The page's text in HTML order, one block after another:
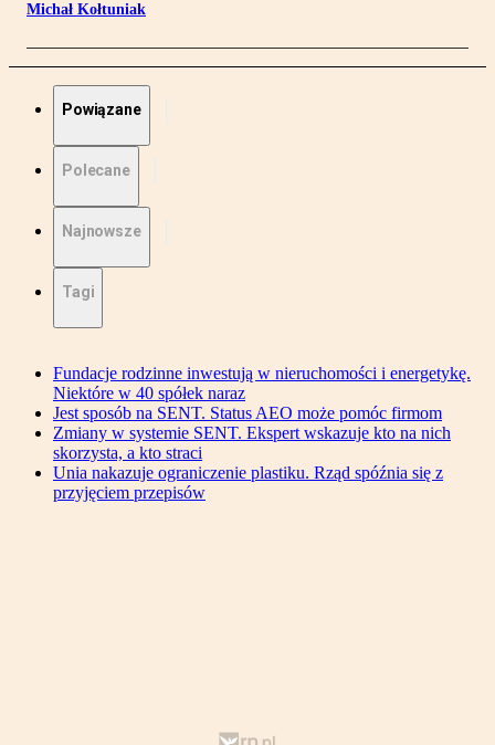
Michał Kołtuniak
Powiązane
Polecane
Najnowsze
Tagi
Fundacje rodzinne inwestują w nieruchomości i energetykę.
Niektóre w 40 spółek naraz
Jest sposób na SENT. Status AEO może pomóc firmom
Zmiany w systemie SENT. Ekspert wskazuje kto na nich
skorzysta, a kto straci
Unia nakazuje ograniczenie plastiku. Rząd spóźnia się z
przyjęciem przepisów